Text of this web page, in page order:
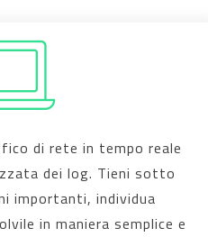
di rete in tempo reale
dei log. Tieni sotto
importanti, individua
in maniera semplice e